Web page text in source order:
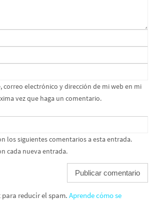
correo electrónico y dirección de mi web en mi
vez que haga un comentario.
los siguientes comentarios a esta entrada.
cada nueva entrada.
para reducir el spam. Aprende cómo se